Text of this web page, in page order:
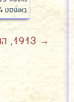
באוגוסט 1914…
→ 1913, ההתחלה בארץ ישראל, זלמן יצחק לנדרס 16א